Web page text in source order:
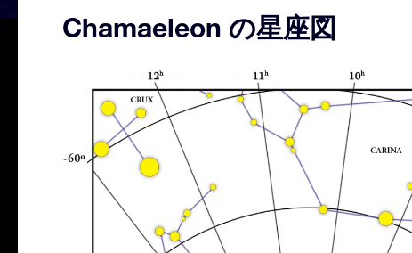
Chamaeleon の星座図